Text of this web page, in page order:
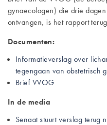
gynaecologen) die drie
ontvangen, is het rapport
Documenten:
Informatieverslag over
tegengaan van obstetrisch
Brief VVOG
In de media
Senaat stuurt verslag terug